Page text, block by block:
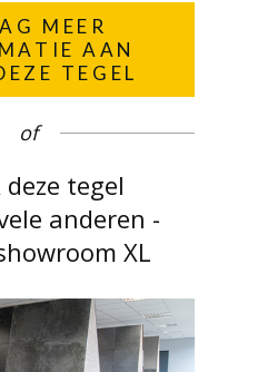
MEER
AAN
TEGEL
of
deze tegel
anderen -
XL